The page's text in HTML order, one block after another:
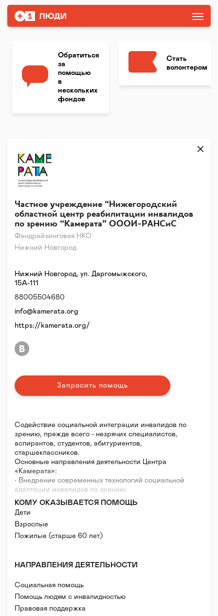
Обратиться
за
помощью
в
нескольких
фондов
Стать
волонтером
Фандрайзинговая НКО
Частное учреждение “Нижегородский
областной центр реабилитации инвалидов
по зрению “Камерата” ОООИ-РАНСиС
Нижний Новгород
Содействие социальной интеграции инвалидов по
зрению, прежде всего - незрячих специалистов,
аспирантов, студентов, абитуриентов,
старшеклассников.
Основные направления деятельности Центра
«Камерата»:
• Внедрение современных технологий социальной
адаптации инвалидов по зрению;
• Формирование у инвалидов активной жизненной
позиции и осознания своего места в современном
обществе;
• Комплексная поддержка образовательного
процесса незрячей молодежи;
по зрению.
социальной интеграции инвалидов по зрению.
КОМУ ОКАЗЫВАЕТСЯ ПОМОЩЬ
Дети
Взрослые
Пожилые (старше 60 лет)
НАПРАВЛЕНИЯ ДЕЯТЕЛЬНОСТИ
Социальная помощь
Помощь людям с инвалидностью
Правовая поддержка
Нижний Новгород, ул. Даргомыжского,
15А-111
88005504680
info@kamerata.org
https://kamerata.org/
Запросить помощь